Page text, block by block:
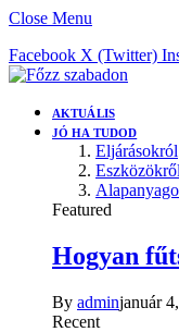
Close Menu
Facebook X (Twitter)
AKTUÁLIS
JÓ HA TUDOD
Eljárásokról
Eszközökről
Featured
Hogyan
By adminjanuár
Recent